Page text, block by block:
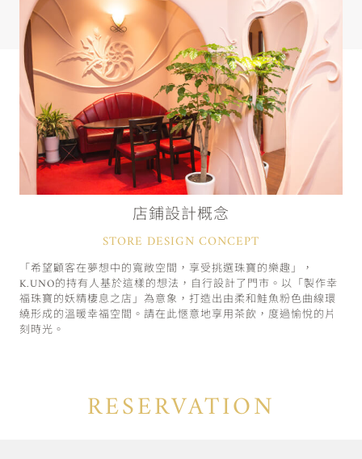
店鋪設計概念
STORE DESIGN CONCEPT
「希望顧客在夢想中的寬敞空間，享受挑選珠寶的樂趣」，
K.UNO的持有人基於這樣的想法，自行設計了門市。以「製作幸
福珠寶的妖精棲息之店」為意象，打造出由柔和鮭魚粉色曲線環
繞形成的溫暖幸福空間。請在此愜意地享用茶飲，度過愉悅的片
刻時光。
RESERVATION